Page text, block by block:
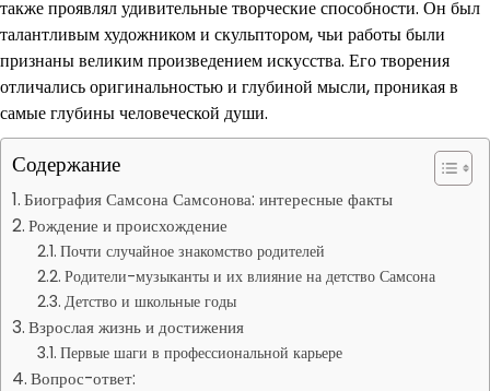
также проявлял удивительные творческие способности. Он был
талантливым художником и скульптором, чьи работы были
признаны великим произведением искусства. Его творения
отличались оригинальностью и глубиной мысли, проникая в
самые глубины человеческой души.
Содержание
Биография Самсона Самсонова: интересные факты
Рождение и происхождение
Почти случайное знакомство родителей
Родители-музыканты и их влияние на детство Самсона
Детство и школьные годы
Взрослая жизнь и достижения
Первые шаги в профессиональной карьере
Вопрос-ответ: